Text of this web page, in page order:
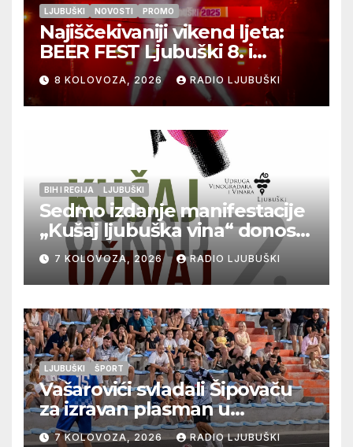
LJUBUŠKI NOVOSTI PROMO
Najiščekivaniji vikend ljeta:
BEER FEST Ljubuški 8. i
9.kolovoza
8 KOLOVOZA, 2026 RADIO LJUBUŠKI
BIH I REGIJA LJUBUŠKI
Sedmo izdanje manifestacije
„Kušaj ljubuška vina“ donosi
vrhunska vina, gastronomiju i
glazbu
7 KOLOVOZA, 2026 RADIO LJUBUŠKI
LJUBUŠKI ŠPORT
Vašarovići svladali Šipovaču
za izravan plasman u
četvrtfinale, Grab izborio
7 KOLOVOZA, 2026 RADIO LJUBUŠKI